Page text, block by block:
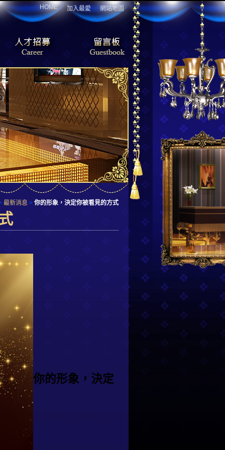
HOME 加入最愛 網站地圖
最新消息 > 你的形象，決定你被看見的方式
你的形象，決定